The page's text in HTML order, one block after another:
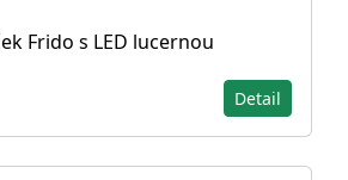
Frido s LED lucernou
Detail